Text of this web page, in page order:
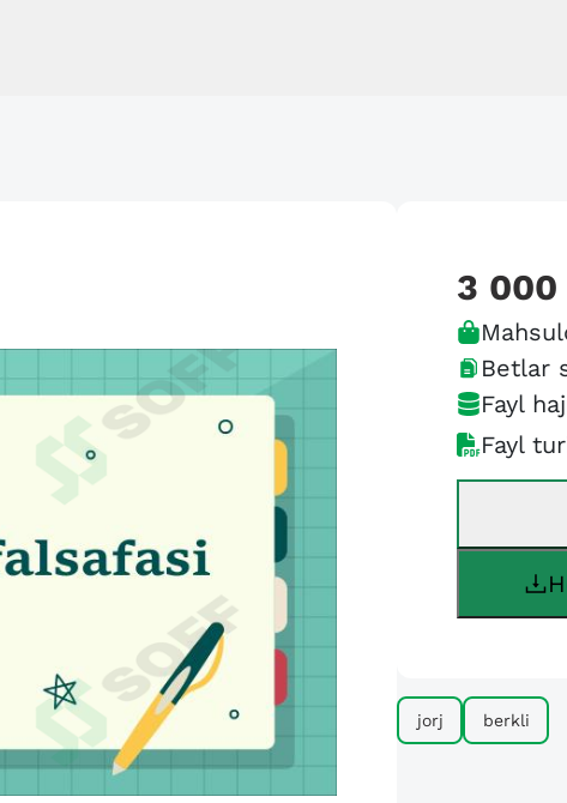
3 000
Betlar
Fayl
Fayl
jorj berkli